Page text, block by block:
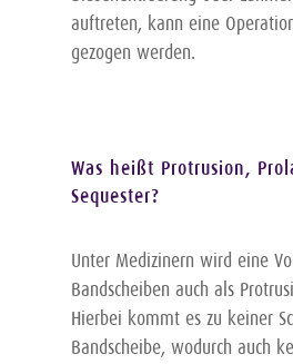
auftreten, kann eine
gezogen werden.
Was heißt Protrusion,
Sequester?
Unter Medizinern wird eine
Bandscheiben auch als
Hierbei kommt es zu keiner
Bandscheibe, wodurch auch